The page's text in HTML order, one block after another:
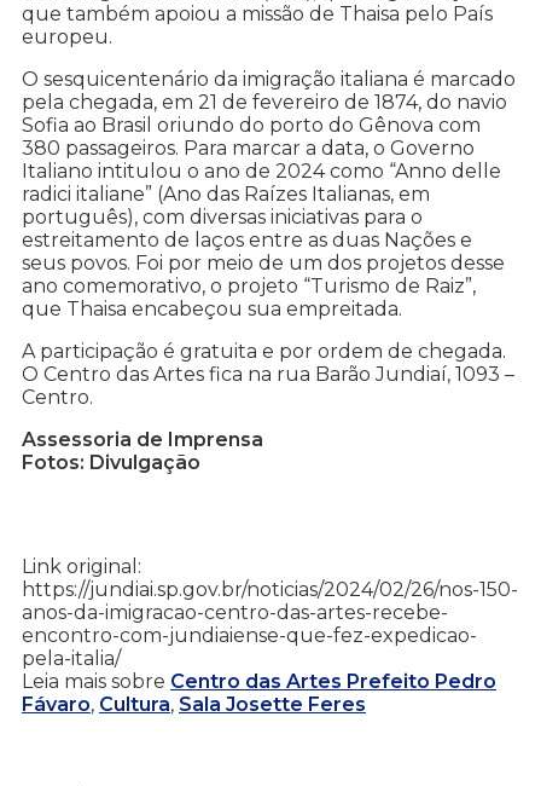
que também apoiou a missão de Thaisa pelo País
europeu.
O sesquicentenário da imigração italiana é marcado
pela chegada, em 21 de fevereiro de 1874, do navio
Sofia ao Brasil oriundo do porto do Gênova com
380 passageiros. Para marcar a data, o Governo
Italiano intitulou o ano de 2024 como “Anno delle
radici italiane” (Ano das Raízes Italianas, em
português), com diversas iniciativas para o
estreitamento de laços entre as duas Nações e
seus povos. Foi por meio de um dos projetos desse
ano comemorativo, o projeto “Turismo de Raiz”,
que Thaisa encabeçou sua empreitada.
A participação é gratuita e por ordem de chegada.
O Centro das Artes fica na rua Barão Jundiaí, 1093 –
Centro.
Assessoria de Imprensa
Fotos: Divulgação
Link original:
https://jundiai.sp.gov.br/noticias/2024/02/26/nos-150-
anos-da-imigracao-centro-das-artes-recebe-
encontro-com-jundiaiense-que-fez-expedicao-
pela-italia/
Leia mais sobre Centro das Artes Prefeito Pedro
Fávaro, Cultura, Sala Josette Feres